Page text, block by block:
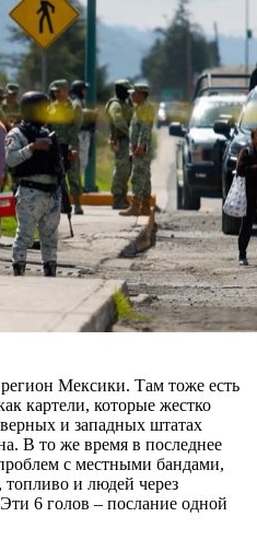
Мексики. Там тоже есть
картели, которые жестко
и западных штатах
В то же время в последнее
с местными бандами,
топливо и людей через
6 голов – послание одной